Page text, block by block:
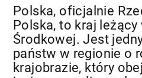
Polska, oficjalnie
Polska, to kraj leżący
Środkowej. Jest
państw w regionie o
krajobrazie, który